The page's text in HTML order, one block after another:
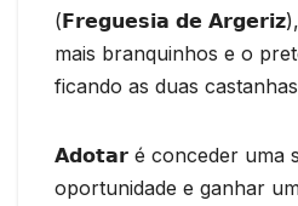
(𝗙𝗿𝗲𝗴𝘂𝗲𝘀𝗶𝗮 𝗱𝗲
mais branquinhos e o
ficando as duas
𝗔𝗱𝗼𝘁𝗮𝗿 é conceder uma
oportunidade e ganhar